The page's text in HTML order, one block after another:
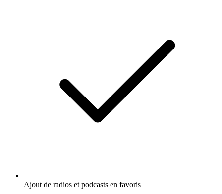
Ajout de radios et podcasts en favoris